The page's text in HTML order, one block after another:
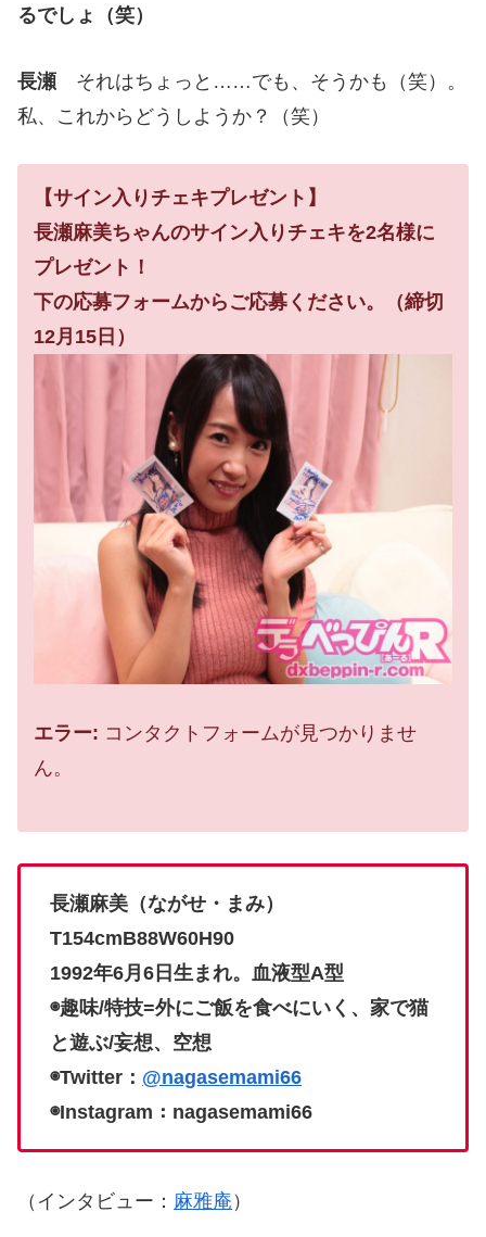
るでしょ（笑）
長瀬 それはちょっと……でも、そうかも（笑）。
私、これからどうしようか？（笑）
【サイン入りチェキプレゼント】
長瀬麻美ちゃんのサイン入りチェキを2名様に
プレゼント！
下の応募フォームからご応募ください。（締切
12月15日）
エラー: コンタクトフォームが見つかりませ
ん。
長瀬麻美（ながせ・まみ）
T154cmB88W60H90
1992年6月6日生まれ。血液型A型
◉趣味/特技=外にご飯を食べにいく、家で猫
と遊ぶ/妄想、空想
◉Twitter： @nagasemami66
◉Instagram：nagasemami66
（インタビュー： 麻雅庵 ）